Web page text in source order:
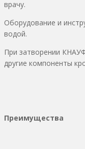
врачу.
Оборудование и
водой.
При затворении
другие компоненты
Преимущества